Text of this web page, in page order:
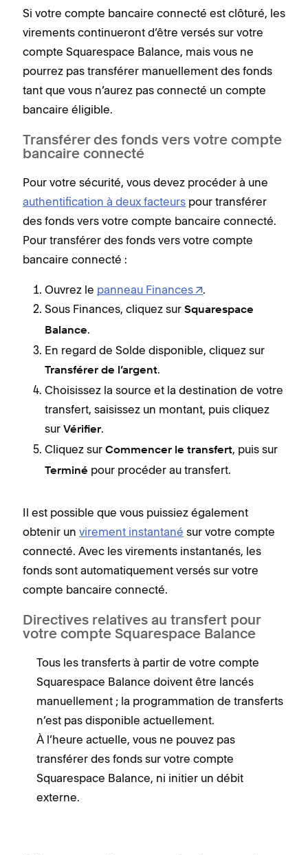
Si votre compte bancaire connecté est clôturé, les
virements continueront d’être versés sur votre
compte Squarespace Balance, mais vous ne
pourrez pas transférer manuellement des fonds
tant que vous n’aurez pas connecté un compte
bancaire éligible.
Transférer des fonds vers votre compte
bancaire connecté
Pour votre sécurité, vous devez procéder à une
authentification à deux facteurs pour transférer
des fonds vers votre compte bancaire connecté.
Pour transférer des fonds vers votre compte
bancaire connecté :
Ouvrez le panneau Finances
.
Sous Finances, cliquez sur Squarespace
Balance.
En regard de Solde disponible, cliquez sur
Transférer de l’argent.
Choisissez la source et la destination de votre
transfert, saisissez un montant, puis cliquez
sur Vérifier.
Cliquez sur Commencer le transfert, puis sur
Terminé pour procéder au transfert.
Il est possible que vous puissiez également
obtenir un virement instantané sur votre compte
connecté. Avec les virements instantanés, les
fonds sont automatiquement versés sur votre
compte bancaire connecté.
Directives relatives au transfert pour
votre compte Squarespace Balance
Tous les transferts à partir de votre compte
Squarespace Balance doivent être lancés
manuellement ; la programmation de transferts
n’est pas disponible actuellement.
À l’heure actuelle, vous ne pouvez pas
transférer des fonds sur votre compte
Squarespace Balance, ni initier un débit
externe.